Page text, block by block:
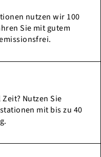
nutzen wir 100
Sie mit gutem
Nutzen Sie
mit bis zu 40